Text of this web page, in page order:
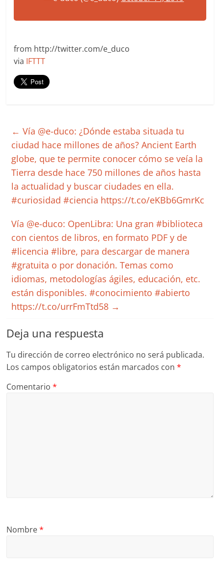
from http://twitter.com/e_duco
via IFTTT
← Vía @e-duco: ¿Dónde estaba situada tu
ciudad hace millones de años? Ancient Earth
globe, que te permite conocer cómo se veía la
Tierra desde hace 750 millones de años hasta
la actualidad y buscar ciudades en ella.
#curiosidad #ciencia https://t.co/eKBb6GmrKc
Vía @e-duco: OpenLibra: Una gran #biblioteca
con cientos de libros, en formato PDF y de
#licencia #libre, para descargar de manera
#gratuita o por donación. Temas como
idiomas, metodologías ágiles, educación, etc.
están disponibles. #conocimiento #abierto
https://t.co/urrFmTtd58 →
Deja una respuesta
Tu dirección de correo electrónico no será publicada.
Los campos obligatorios están marcados con*
Comentario*
Nombre*